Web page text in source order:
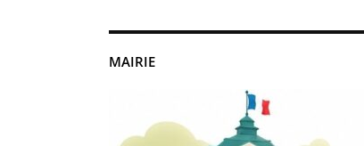
MAIRIE